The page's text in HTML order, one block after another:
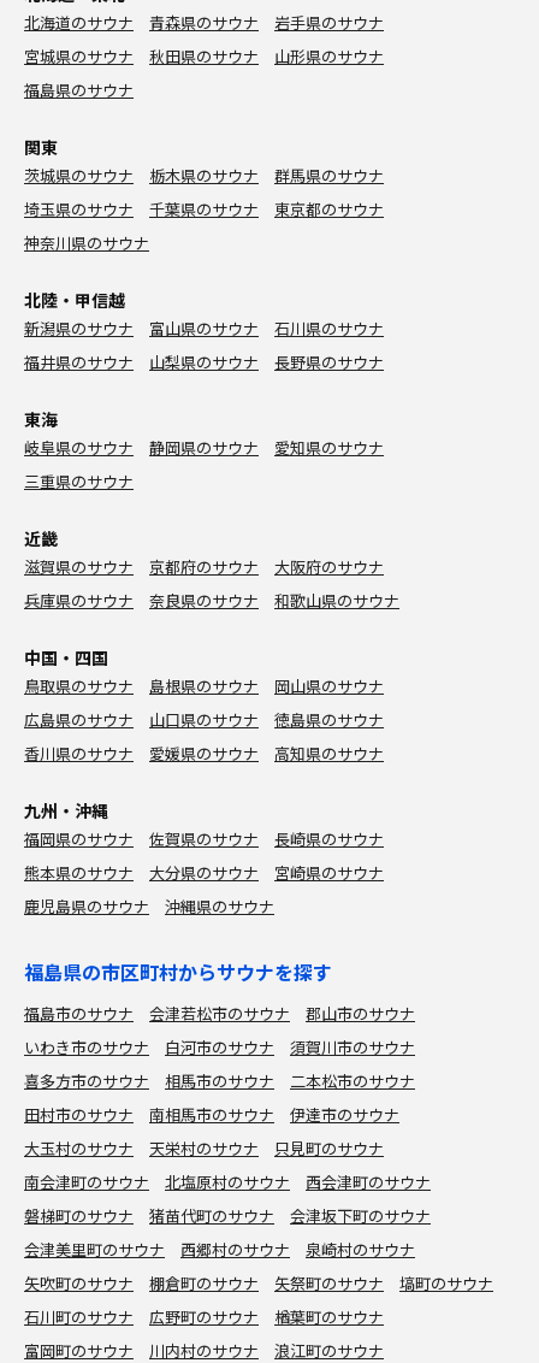
北海道のサウナ 青森県のサウナ
岩手県のサウナ
宮城県のサウナ
秋田県のサウナ
山形県のサウナ
福島県のサウナ
関東
茨城県のサウナ 栃木県のサウナ
群馬県のサウナ
埼玉県のサウナ
千葉県のサウナ
東京都のサウナ
神奈川県のサウナ
北陸・甲信越
新潟県のサウナ 富山県のサウナ
石川県のサウナ
福井県のサウナ
山梨県のサウナ 長野県のサウナ
東海
岐阜県のサウナ 静岡県のサウナ
愛知県のサウナ
三重県のサウナ
近畿
滋賀県のサウナ 京都府のサウナ
大阪府のサウナ
兵庫県のサウナ
奈良県のサウナ 和歌山県のサウナ
中国・四国
鳥取県のサウナ 島根県のサウナ
岡山県のサウナ
広島県のサウナ
山口県のサウナ
徳島県のサウナ
香川県のサウナ
愛媛県のサウナ 高知県のサウナ
九州・沖縄
福岡県のサウナ 佐賀県のサウナ
長崎県のサウナ
熊本県のサウナ
大分県のサウナ
宮崎県のサウナ
鹿児島県のサウナ
沖縄県のサウナ
福島県の市区町村からサウナを探す
福島市のサウナ 会津若松市のサウナ
郡山市のサウナ
いわき市のサウナ
白河市のサウナ
須賀川市のサウナ
喜多方市のサウナ
相馬市のサウナ
二本松市のサウナ
田村市のサウナ
南相馬市のサウナ
伊達市のサウナ
大玉村のサウナ
天栄村のサウナ
只見町のサウナ
南会津町のサウナ
北塩原村のサウナ
西会津町のサウナ
磐梯町のサウナ
猪苗代町のサウナ
会津坂下町のサウナ
会津美里町のサウナ
西郷村のサウナ
泉崎村のサウナ
矢吹町のサウナ
棚倉町のサウナ 矢祭町のサウナ
塙町のサウナ
石川町のサウナ
広野町のサウナ
楢葉町のサウナ
富岡町のサウナ
川内村のサウナ
浪江町のサウナ